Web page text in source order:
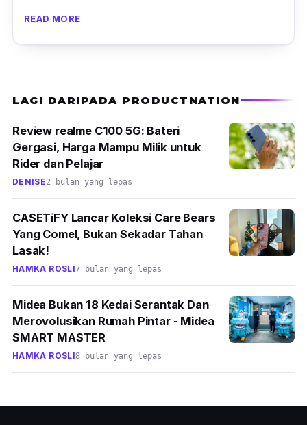
Penafian: Harga yang disenarai adalah
semata-mata rujukan harga produk. Harga
produk mungkin akan berubah, bergantung
kepada promosi dan diskaun oleh
pedagang e-commerce. Jika adanya
produk yang sudah tidak dijual, sila emel
kepada
hello@productnation.co
. Terima
kasih!
READ MORE
LAGI DARIPADA PRODUCTNATION
Review realme C100 5G: Bateri
Gergasi, Harga Mampu Milik untuk
Rider dan Pelajar
DENISE2 bulan yang lepas
CASETiFY Lancar Koleksi Care Bears
Yang Comel, Bukan Sekadar Tahan
Lasak!
HAMKA ROSLI7 bulan yang lepas
Midea Bukan 18 Kedai Serantak Dan
Merovolusikan Rumah Pintar - Midea
SMART MASTER
HAMKA ROSLI8 bulan yang lepas